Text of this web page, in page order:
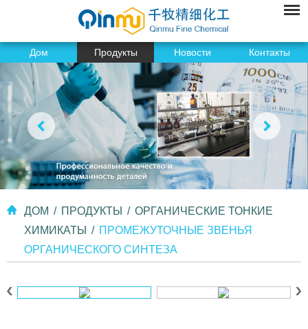
Дом Продукты Новости Контакты
ДОМ / ПРОДУКТЫ / ОРГАНИЧЕСКИЕ ТОНКИЕ
ХИМИКАТЫ
/ ПРОМЕЖУТОЧНЫЕ ЗВЕНЬЯ
ОРГАНИЧЕСКОГО СИНТЕЗА